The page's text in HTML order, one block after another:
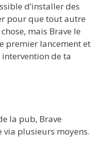
d’installer des
pour que tout autre
mais Brave le
premier lancement et
de ta
la pub, Brave
via plusieurs moyens.